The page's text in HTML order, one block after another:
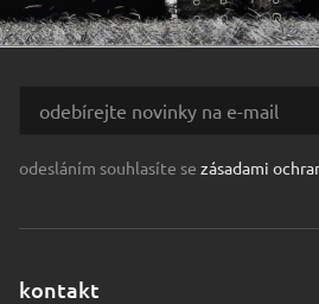
odesláním souhlasíte se zásadami
kontakt